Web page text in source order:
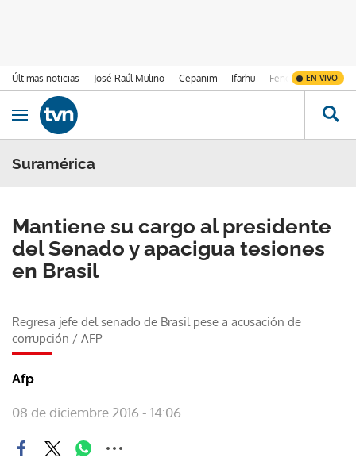
Últimas noticias José Raúl Mulino Cepanim Ifarhu Fenómeno de El
EN VIVO
Ir al contenido
Obrir navegació
Suramérica
Mantiene su cargo al presidente
del Senado y apacigua tesiones
en Brasil
Regresa jefe del senado de Brasil pese a acusación de
corrupción / AFP
Afp
08 de diciembre 2016 - 14:06